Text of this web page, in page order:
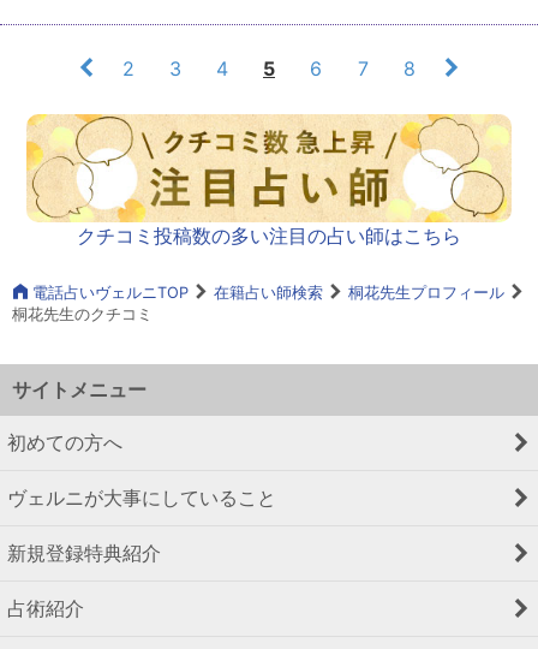
2 3 4 5 6 7 8
クチコミ投稿数の多い注目の占い師はこちら
電話占いヴェルニTOP 在籍占い師検索
桐花先生プロフィール
桐花先生のクチコミ
サイトメニュー
初めての方へ
ヴェルニが大事にしていること
新規登録特典紹介
占術紹介